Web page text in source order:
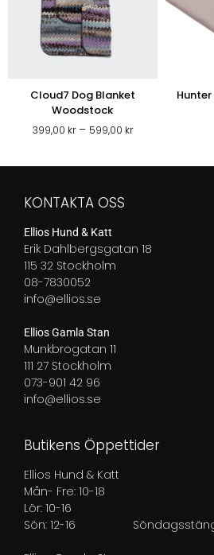
Cloud7 Dog Blanket
Woodstock
399,00 kr – 599,00 krPrisintervall:
KONTAKTA OSS
Ellios Hund & Katt
Erik Dahlbergsgatan 18
115 32 Stockholm
08-7830052
info@ellios.se
Ellios Gamla Stan
Munkbrogatan 11
111 27 Stockholm
073-901 42 96
info@ellios.se
Butikens Öppettider
Ellios Hund & Katt
Mån- Fre: 10-18
Lör: 10-16
Sön: 12-16